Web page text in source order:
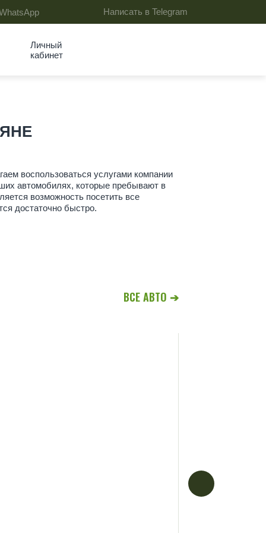
Написать в Telegram
Личный
кабинет
воспользоваться услугами компании
автомобилях, которые пребывают в
возможность посетить все
достаточно быстро.
ВСЕ АВТО ➔
Ford